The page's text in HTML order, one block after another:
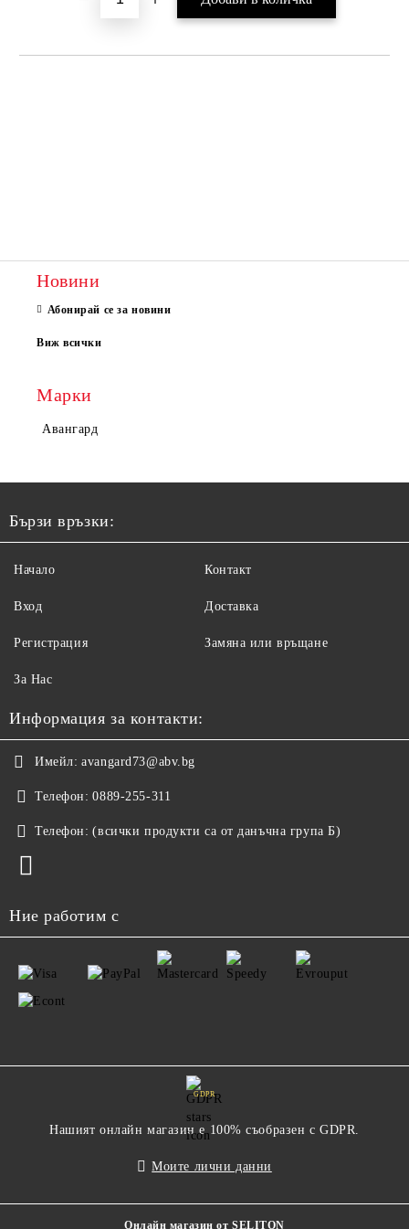
Новини
Абонирай се за новини
Виж всички
Марки
Авангард
Бързи връзки:
Начало
Вход
Регистрация
За Нас
Контакт
Доставка
Замяна или връщане
Информация за контакти:
Имейл: avangard73@abv.bg
Телефон: 0889-255-311
Телефон: (всички продукти са от данъчна група Б)
Ние работим с
GDPR
Нашият онлайн магазин е 100% съобразен с GDPR.
Моите лични данни
Онлайн магазин от SELITON